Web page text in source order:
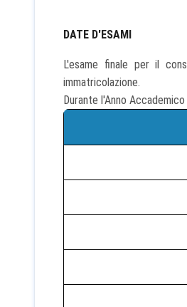
DATE D'ESAMI
L'esame finale per il
immatricolazione.
Durante l'Anno